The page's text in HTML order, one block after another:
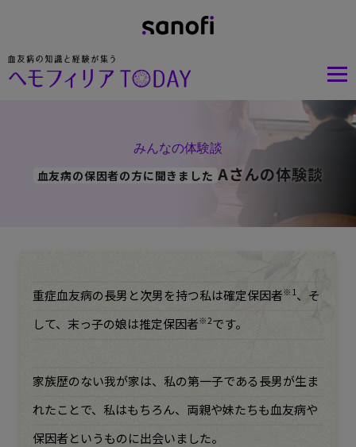
みんなの体験談
血友病の保因者の方に聞きました Aさんの体験談
重症血友病の長男と次男を持つ私は確定保因者※1 、そ
して、末っ子の娘は推定保因者※2です。
家族歴のない我が家は、私の第一子である長男が生ま
れたことで、私はもちろん、両親や妹たちも血友病や
保因者というものに出会いました。